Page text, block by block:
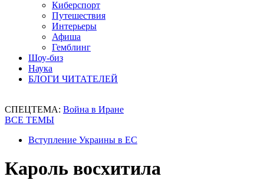
Киберспорт
Путешествия
Интерьеры
Афиша
Гемблинг
Шоу-биз
Наука
БЛОГИ ЧИТАТЕЛЕЙ
СПЕЦТЕМА: Война в Иране
ВСЕ ТЕМЫ
Вступление Украины в ЕС
Кароль восхитила